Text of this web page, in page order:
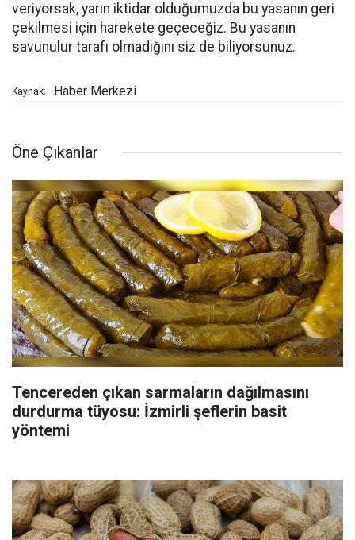
veriyorsak, yarın iktidar olduğumuzda bu yasanın geri
çekilmesi için harekete geçeceğiz. Bu yasanın
savunulur tarafı olmadığını siz de biliyorsunuz.
Kaynak: Haber Merkezi
Öne Çıkanlar
Tencereden çıkan sarmaların dağılmasını
durdurma tüyosu: İzmirli şeflerin basit
yöntemi